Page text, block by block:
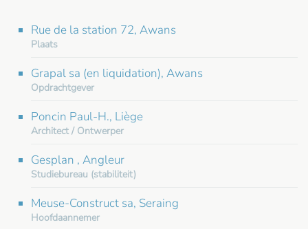
Rue de la station 72, Awans
Plaats
Grapal sa (en liquidation), Awans
Opdrachtgever
Poncin Paul-H., Liège
Architect / Ontwerper
Gesplan , Angleur
Studiebureau (stabiliteit)
Meuse-Construct sa, Seraing
Hoofdaannemer